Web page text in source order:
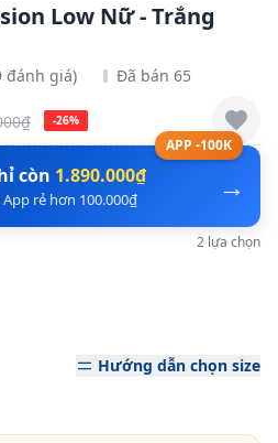
Low Nữ - Trắng
đánh giá) Đã bán 65
-26%
APP -100K
→
còn 1.890.000₫
App rẻ hơn 100.000₫
2 lựa chọn
Hướng dẫn chọn size